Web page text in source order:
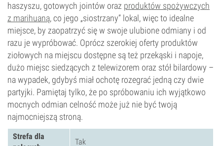
haszyszu, gotowych jointów oraz produktów spożywczych
z marihuaną, co jego „siostrzany” lokal, więc to idealne
miejsce, by zaopatrzyć się w swoje ulubione odmiany i od
razu je wypróbować. Oprócz szerokiej oferty produktów
ziołowych na miejscu dostępne są też przekąski i napoje,
dużo miejsc siedzących z telewizorem oraz stół bilardowy –
na wypadek, gdybyś miał ochotę rozegrać jedną czy dwie
partyjki. Pamiętaj tylko, że po spróbowaniu ich wyjątkowo
mocnych odmian celność może już nie być twoją
najmocniejszą stroną.
Strefa dla
Tak